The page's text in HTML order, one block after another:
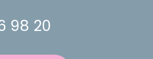
98 20